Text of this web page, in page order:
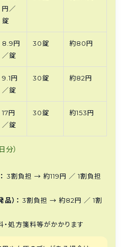
円／
錠
8.9円
／錠
30錠 約80円
9.1円
／錠
30錠 約82円
17円
／錠
30錠 約153円
）
3割負担 → 約119円 ／ 1割負担
）： 3割負担 → 約82円 ／ 1割
・処方箋料等がかかります